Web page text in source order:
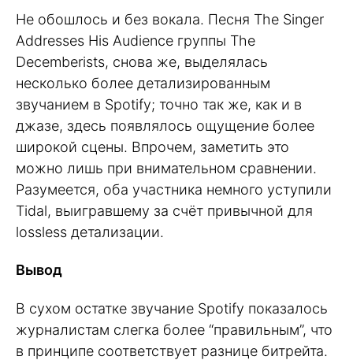
Не обошлось и без вокала. Песня The Singer
Addresses His Audience группы The
Decemberists, снова же, выделялась
несколько более детализированным
звучанием в Spotify; точно так же, как и в
джазе, здесь появлялось ощущение более
широкой сцены. Впрочем, заметить это
можно лишь при внимательном сравнении.
Разумеется, оба участника немного уступили
Tidal, выигравшему за счёт привычной для
lossless детализации.
Вывод
В сухом остатке звучание Spotify показалось
журналистам слегка более “правильным”, что
в принципе соответствует разнице битрейта.